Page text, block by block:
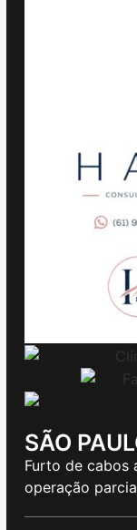
SÃO
Furto de cabos
operação